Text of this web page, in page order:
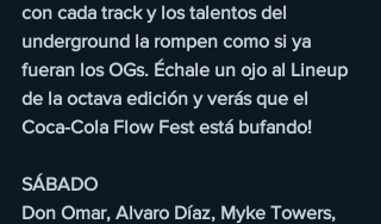
con cada track y los talentos del
underground la rompen como si ya
fueran los OGs. Échale un ojo al Lineup
de la octava edición y verás que el
Coca-Cola Flow Fest está bufando!
SÁBADO
Don Omar, Alvaro Díaz, Myke Towers,